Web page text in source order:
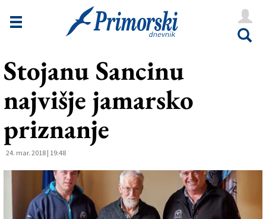
Novice
Goriška
Kultura
Šport
Še
Vreme
V Kioskih
Stojanu Sancinu
najvišje jamarsko
priznanje
24. mar. 2018 | 19:48